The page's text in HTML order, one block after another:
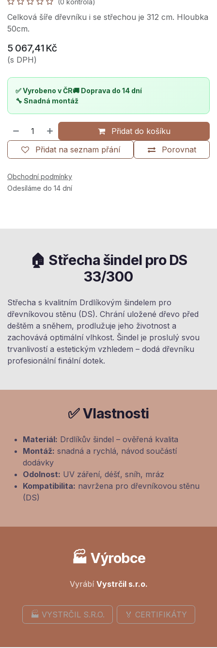
Celková šíře dřevníku i se střechou je 312 cm. Hloubka
50cm.
5 067,41 Kč
(s DPH)
✅ Vyrobeno v ČR🚚 Doprava do 14 dní
🔧 Snadná montáž
Přidat do košíku
Porovnat
Přidat na seznam přání
Obchodní podmínky
Odesíláme do 14 dní
🏠 Střecha šindel pro DS
33/300
Střecha s kvalitním Drdlíkovým šindelem pro
dřevníkovou stěnu (DS). Chrání uložené dřevo před
deštěm a sněhem, prodlužuje jeho životnost a
zachovává optimální vlhkost. Šindel je proslulý svou
trvanlivostí a estetickým vzhledem – dodá dřevníku
profesionální finální dotek.
✅ Vlastnosti
Materiál: Drdlíkův šindel – ověřená kvalita
Montáž: snadná a rychlá, návod součástí
dodávky
Odolnost: UV záření, déšť, sníh, mráz
Kompatibilita: navržena pro dřevníkovou stěnu
(DS)
🏭 Výrobce
Vyrábí Vystrčil s.r.o.
🏭 VYSTRČIL S.R.O. 🏅 CERTIFIKÁTY